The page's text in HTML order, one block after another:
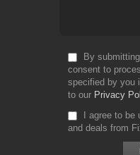
By
consent to
specified by you
to our Privacy
I agree to be
and deals from